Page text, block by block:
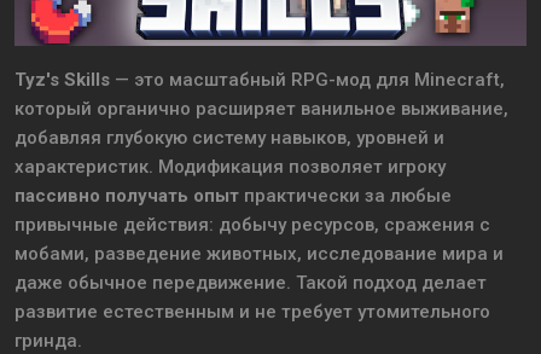
Tyz's Skills — это масштабный RPG-мод для Minecraft,
который органично расширяет ванильное выживание,
добавляя глубокую систему навыков, уровней и
характеристик. Модификация позволяет игроку
пассивно получать опыт практически за любые
привычные действия: добычу ресурсов, сражения с
мобами, разведение животных, исследование мира и
даже обычное передвижение. Такой подход делает
развитие естественным и не требует утомительного
гринда.